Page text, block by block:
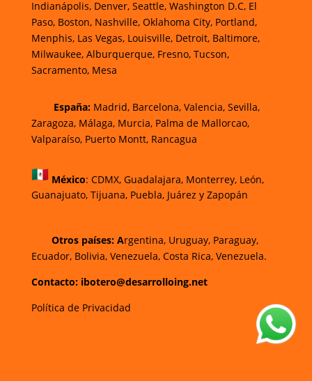
Indianápolis, Denver, Seattle, Washington D.C, El
Paso, Boston, Nashville, Oklahoma City, Portland,
Menphis, Las Vegas, Louisville, Detroit, Baltimore,
Milwaukee, Alburquerque, Fresno, Tucson,
Sacramento, Mesa
España: Madrid, Barcelona, Valencia, Sevilla,
Zaragoza, Málaga, Murcia, Palma de Mallorcao,
Valparaíso, Puerto Montt, Rancagua
México: CDMX, Guadalajara, Monterrey, León,
Guanajuato, Tijuana, Puebla, Juárez y Zapopán
Otros países: Argentina, Uruguay, Paraguay,
Ecuador, Bolivia, Venezuela, Costa Rica, Venezuela.
Contacto: ibotero@desarrolloing.net
Política de Privacidad
w